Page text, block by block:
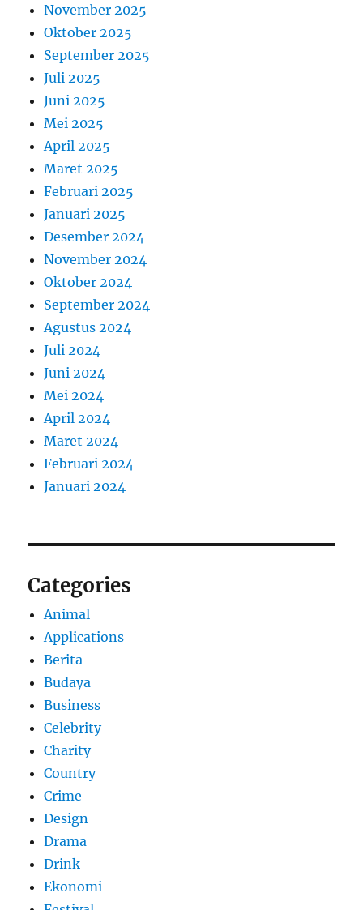
November 2025
Oktober 2025
September 2025
Juli 2025
Juni 2025
Mei 2025
April 2025
Maret 2025
Februari 2025
Januari 2025
Desember 2024
November 2024
Oktober 2024
September 2024
Agustus 2024
Juli 2024
Juni 2024
Mei 2024
April 2024
Maret 2024
Februari 2024
Januari 2024
Categories
Animal
Applications
Berita
Budaya
Business
Celebrity
Charity
Country
Crime
Design
Drama
Drink
Ekonomi